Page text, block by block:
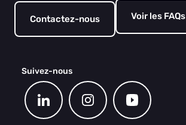
Contactez-nous Voir les FAQs
Suivez-nous